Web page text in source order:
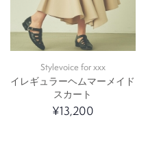
Stylevoice for xxx
イレギュラーヘムマーメイド
スカート
¥13,200